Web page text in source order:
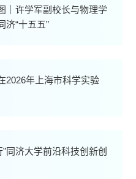
｜许学军副校长与物理学
济“十五五”
2026年上海市科学实验
同济大学前沿科技创新创